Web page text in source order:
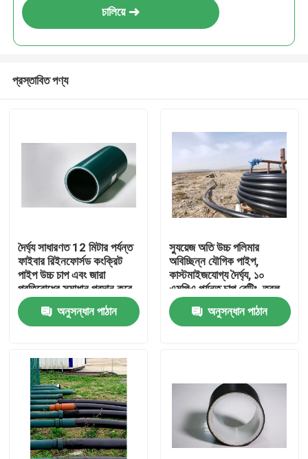
বাড়ি
পণ্য
VR প্রদর্শন
চালিয়ে
প্রস্তাবিত পণ্য
দৈর্ঘ্য সাধারণত 12 মিটার পর্যন্ত
ফাইবার রিইনফোর্সড কংক্রিট
পাইপ উচ্চ চাপ এবং জারা
প্রতিরোধের সমাধান প্রদান করে
অনুসন্ধান পাঠান
স্যুয়েজ অতি উচ্চ পলিমার
অবিচ্ছিন্ন যৌগিক পাইপ,
কাস্টমাইজযোগ্য দৈর্ঘ্য, ১০
এমপিএ পর্যন্ত চাপ রেটিং, তরল
পরিবহনের জন্য প্রকৌশলিত
অনুসন্ধান পাঠান